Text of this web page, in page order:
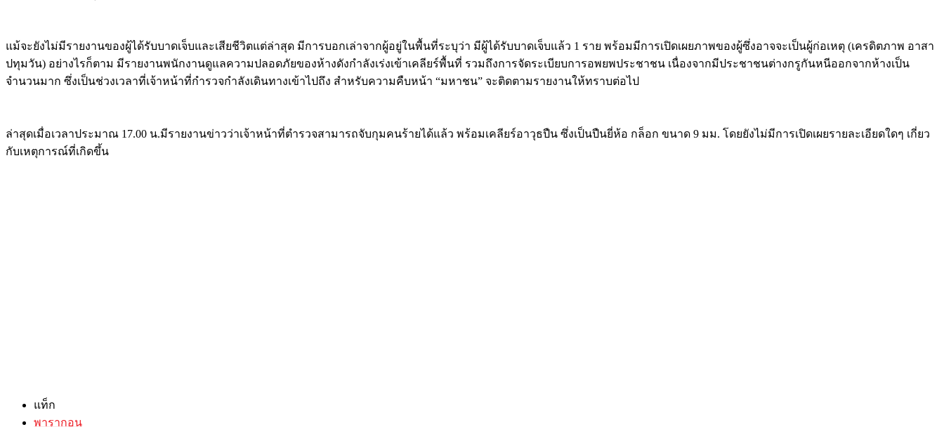
แม้จะยังไม่มีรายงานของผู้ได้รับบาดเจ็บและเสียชีวิตแต่ล่าสุด มีการบอกเล่าจากผู้อยู่ในพื้นที่ระบุว่า มีผู้ได้รับบาดเจ็บแล้ว 1 ราย พร้อมมีการเปิดเผยภาพของผู้ซึ่งอาจจะเป็นผู้ก่อเหตุ (เครดิตภาพ อาสา
ปทุมวัน) อย่างไรก็ตาม มีรายงานพนักงานดูแลความปลอดภัยของห้างดังกำลังเร่งเข้าเคลียร์พื้นที่ รวมถึงการจัดระเบียบการอพยพประชาชน เนื่องจากมีประชาชนต่างกรูกันหนีออกจากห้างเป็น
จำนวนมาก ซึ่งเป็นช่วงเวลาที่เจ้าหน้าที่กำรวจกำลังเดินทางเข้าไปถึง สำหรับความคืบหน้า “มหาชน” จะติดตามรายงานให้ทราบต่อไป
ล่าสุดเมื่อเวลาประมาณ 17.00 น.มีรายงานข่าวว่าเจ้าหน้าที่ตำรวจสามารถจับกุมคนร้ายได้แล้ว พร้อมเคลียร์อาวุธปืน ซึ่งเป็นปืนยี่ห้อ กล็อก ขนาด 9 มม. โดยยังไม่มีการเปิดเผยรายละเอียดใดๆ เกี่ยว
กับเหตุการณ์ที่เกิดขึ้น
แท็ก
พารากอน